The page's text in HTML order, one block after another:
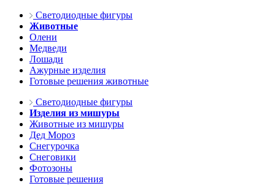
Светодиодные фигуры
Животные
Олени
Медведи
Лошади
Ажурные изделия
Готовые решения животные
Светодиодные фигуры
Изделия из мишуры
Животные из мишуры
Дед Мороз
Снегурочка
Снеговики
Фотозоны
Готовые решения